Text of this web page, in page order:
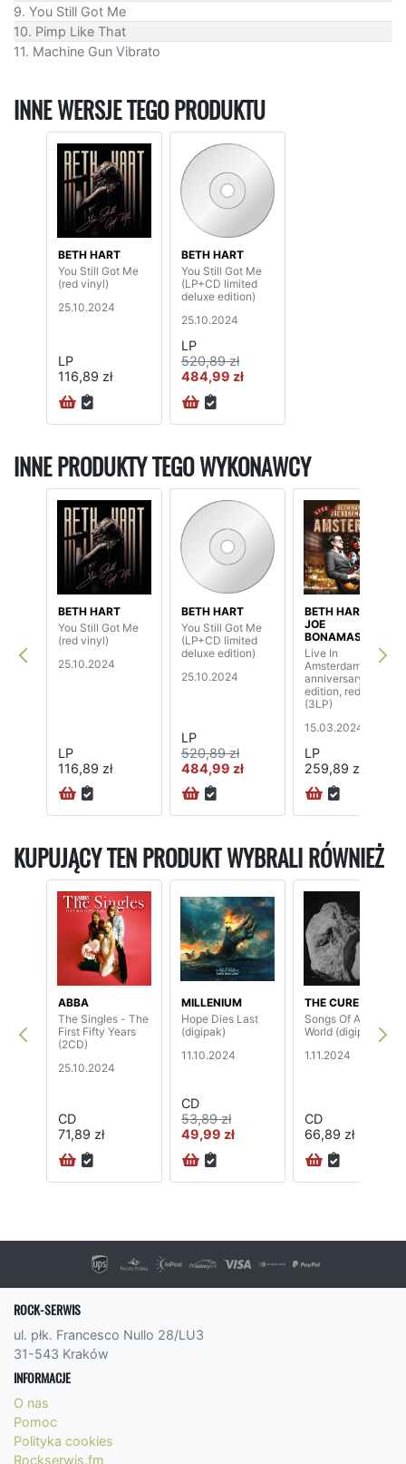
9. You Still Got Me
10. Pimp Like That
11. Machine Gun Vibrato
INNE WERSJE TEGO PRODUKTU
BETH HART
You Still Got Me
(red vinyl)
25.10.2024
LP
116,89 zł
BETH HART
You Still Got Me
(LP+CD limited
deluxe edition)
25.10.2024
LP
520,89 zł
484,99 zł
INNE PRODUKTY TEGO WYKONAWCY
BETH HART
You Still Got Me
(red vinyl)
25.10.2024
LP
116,89 zł
BETH HART
You Still Got Me
(LP+CD limited
deluxe edition)
25.10.2024
LP
520,89 zł
484,99 zł
BETH HART /
JOE
BONAMASSA
Live In
Amsterdam (10th
anniversary
edition, red vinyl)
(3LP)
15.03.2024
LP
259,89 zł
KUPUJĄCY TEN PRODUKT WYBRALI RÓWNIEŻ
ABBA
The Singles - The
First Fifty Years
(2CD)
25.10.2024
CD
71,89 zł
MILLENIUM
Hope Dies Last
(digipak)
11.10.2024
CD
53,89 zł
49,99 zł
THE CURE
Songs Of A Lost
World (digipak)
1.11.2024
CD
66,89 zł
ROCK-SERWIS
ul. płk. Francesco Nullo 28/LU3
31-543 Kraków
INFORMACJE
O nas
Pomoc
Polityka cookies
Rockserwis.fm